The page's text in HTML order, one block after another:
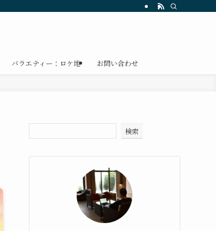
バラエティー：ロケ地 お問い合わせ
検索